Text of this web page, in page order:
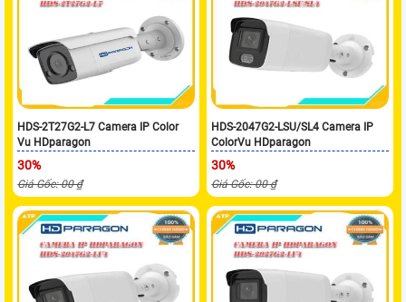
HDS-2T27G2-L7 Camera IP Color
Vu HDparagon
30%
Giá Gốc: 00 ₫
HDS-2047G2-LSU/SL4 Camera IP
ColorVu HDparagon
30%
Giá Gốc: 00 ₫